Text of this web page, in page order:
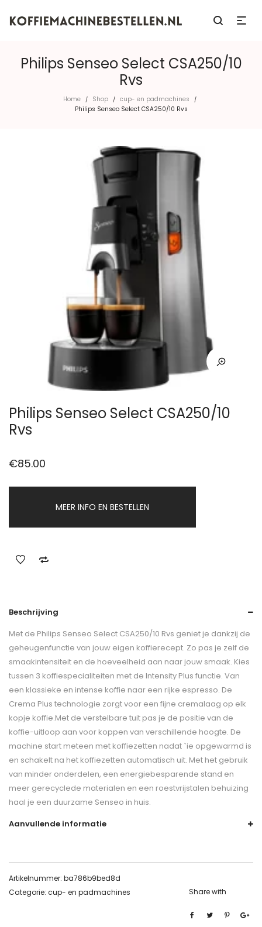
Philips Senseo Select CSA250/10
Rvs
Home / Shop / cup- en padmachines /
Philips Senseo Select CSA250/10 Rvs
Philips Senseo Select CSA250/10
Rvs
€85.00
MEER INFO EN BESTELLEN
Beschrijving
Met de Philips Senseo Select CSA250/10 Rvs geniet je dankzij de
geheugenfunctie van jouw eigen koffierecept. Zo pas je zelf de
smaakintensiteit en de hoeveelheid aan naar jouw smaak. Kies
tussen 3 koffiespecialiteiten met de Intensity Plus functie. Van
een klassieke en intense koffie naar een rijke espresso. De
Crema Plus technologie zorgt voor een fijne cremalaag op elk
kopje koffie.Met de verstelbare tuit pas je de positie van de
koffie-uitloop aan voor koppen van verschillende hoogte. De
machine start meteen met koffiezetten nadat `ie opgewarmd is
en schakelt na het koffiezetten automatisch uit. Met het gebruik
van minder onderdelen, een energiebesparende stand en
meer gerecyclede materialen en een roestvrijstalen behuizing
haal je een duurzame Senseo in huis.
Aanvullende informatie
Artikelnummer: ba786b9bed8d
Categorie: cup- en padmachines Share with